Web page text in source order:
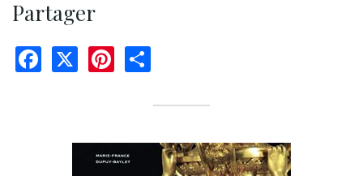
Partager
Facebook Pinterest